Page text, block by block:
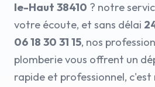
le-Haut 38410 ? notre
votre écoute, et sans délai
06 18 30 31 15, nos
plomberie vous offrent un
rapide et professionnel,